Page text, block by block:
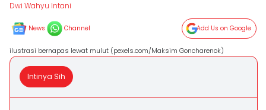
Dwi Wahyu Intani
News Channel Add Us on Google
ilustrasi bernapas lewat mulut (pexels.com/Maksim Goncharenok)
Intinya Sih